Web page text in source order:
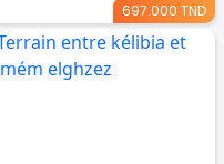
697.000 TND